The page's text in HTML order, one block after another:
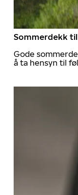
Sommerdekk
Gode
å ta hensyn til